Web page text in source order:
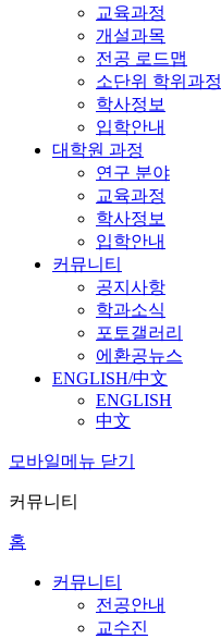
교육과정
개설과목
전공 로드맵
소단위 학위과정
학사정보
입학안내
대학원 과정
연구 분야
교육과정
학사정보
입학안내
커뮤니티
공지사항
학과소식
포토갤러리
에환공뉴스
ENGLISH/中文
ENGLISH
中文
모바일메뉴 닫기
커뮤니티
홈
커뮤니티
전공안내
교수진